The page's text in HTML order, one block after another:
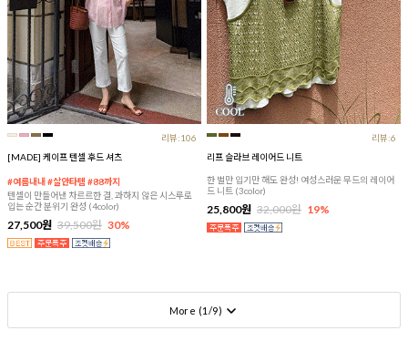
리뷰:106
[MADE] 케이프 텐셀 후드 셔츠
#여름내내 #살안타템 #88까지
텐셀이 만들어낸 차르르한 결, 과하지 않은 시스루로
입는 순간 분위기 완성 (4color)
27,500원 39,500원 30%
리뷰:6
리프 슬라브 레이어드 니트
한 벌만 입기만 해도 완성! 여성스러운 무드의 레이어
드 니트 (3color)
25,800원 32,000원 19%
More (1 /9)